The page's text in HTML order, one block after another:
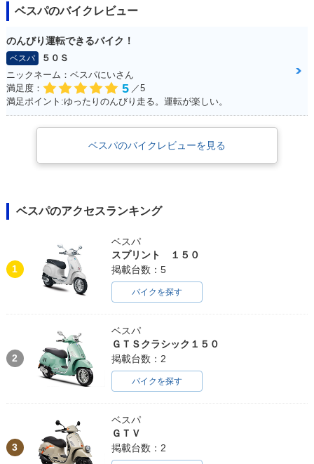
ベスパのバイクレビュー
のんびり運転できるバイク！
ベスパ
５０Ｓ
ニックネーム：ベスパにいさん
満足度：
5 ／5
満足ポイント:ゆったりのんびり走る。運転が楽しい。
ベスパのバイクレビューを見る
ベスパのアクセスランキング
1
ベスパ
スプリント １５０
掲載台数：5
バイクを探す
2
ベスパ
ＧＴＳクラシック１５０
掲載台数：2
バイクを探す
3
ベスパ
ＧＴＶ
掲載台数：2